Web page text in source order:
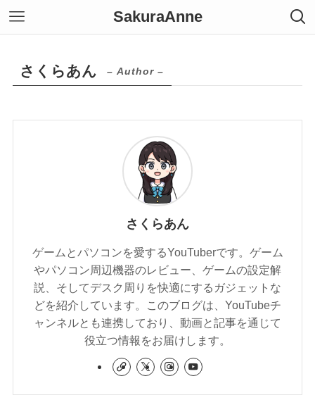
SakuraAnne
さくらあん – Author –
さくらあん
ゲームとパソコンを愛するYouTuberです。ゲーム
やパソコン周辺機器のレビュー、ゲームの設定解
説、そしてデスク周りを快適にするガジェットな
どを紹介しています。このブログは、YouTubeチ
ャンネルとも連携しており、動画と記事を通じて
役立つ情報をお届けします。